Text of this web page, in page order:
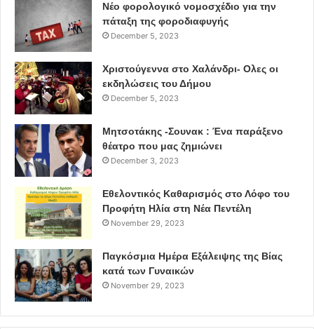
Νέο φορολογικό νομοσχέδιο για την
πάταξη της φοροδιαφυγής
December 5, 2023
Χριστούγεννα στο Χαλάνδρι- Ολες οι
εκδηλώσεις του Δήμου
December 5, 2023
Μητσοτάκης -Σουνακ : Ένα παράξενο
θέατρο που μας ζημιώνει
December 3, 2023
Εθελοντικός Καθαρισμός στο Λόφο του
Προφήτη Ηλία στη Νέα Πεντέλη
November 29, 2023
Παγκόσμια Ημέρα Εξάλειψης της Βίας
κατά των Γυναικών
November 29, 2023